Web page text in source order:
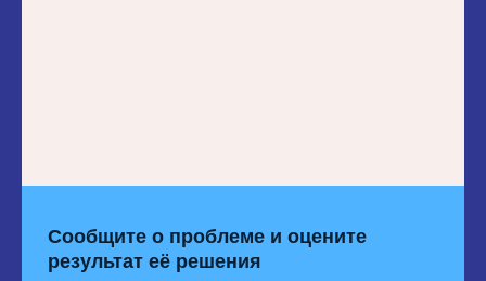
Сообщите о проблеме и оцените
результат её решения